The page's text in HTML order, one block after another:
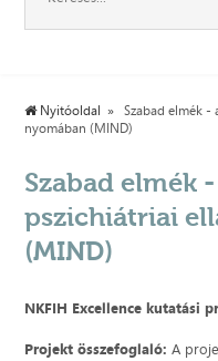
Nyitóoldal
Szabad elmék -
nyomában (MIND)
Szabad elmék
pszichiátriai
(MIND)
NKFIH Excellence kutatási
Projekt összefoglaló:A